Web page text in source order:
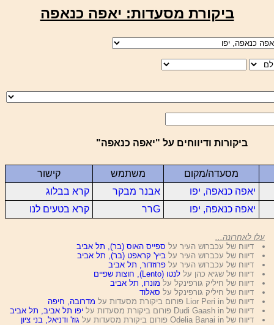
ביקורת מסעדות: יאפה כנאפה
ביקורות ודיווחים על "יאפה כנאפה"
מסעדה/מקום משתמש
קישור
יאפה כנאפה, יפו
אבנר מבקר
קרא בבלוג
יאפה כנאפה, יפו
Gרר קרא בטעים לנו
עלו לאחרונה...
דיווח של עכברוש העיר על ספייס האוס (בר), תל אביב
דיווח של עכברוש העיר על ביץ' קראפט (בר), תל אביב
דיווח של עכברוש העיר עלפרוזדור, תל אביב
דיווח של שגיא כהן עללנטו (Lento), חוצות שפיים
דיווח של חיליק גורפינקל על מונרו, תל אביב
דיווח של חיליק גורפינקל על סאלוד
דיווח של Lior Peri in פורום ביקורת מסעדות על
מדרובה, חיפה
דיווח של Dudi Gaash in פורום ביקורת מסעדות על
יפו תל אביב, תל אביב
דיווח של Odelia Banai in פורום ביקורת מסעדות על
גוז' ודניאל, בני ציון